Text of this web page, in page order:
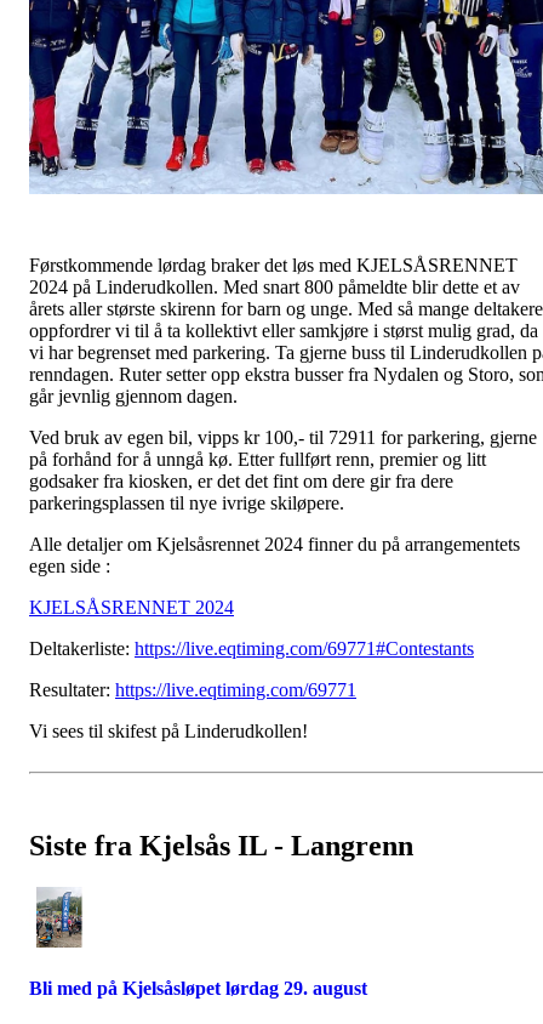
Førstkommende lørdag braker det løs med KJELSÅSRENNET
2024 på Linderudkollen. Med snart 800 påmeldte blir dette et av
årets aller største skirenn for barn og unge. Med så mange deltakere
oppfordrer vi til å ta kollektivt eller samkjøre i størst mulig grad, da
vi har begrenset med parkering. Ta gjerne buss til Linderudkollen
renndagen. Ruter setter opp ekstra busser fra Nydalen og Storo,
går jevnlig gjennom dagen.
Ved bruk av egen bil, vipps kr 100,- til 72911 for parkering, gjerne
på forhånd for å unngå kø. Etter fullført renn, premier og litt
godsaker fra kiosken, er det det fint om dere gir fra dere
parkeringsplassen til nye ivrige skiløpere.
Alle detaljer om Kjelsåsrennet 2024 finner du på arrangementets
egen side :
KJELSÅSRENNET 2024
Deltakerliste: https://live.eqtiming.com/69771#Contestants
Resultater: https://live.eqtiming.com/69771
Vi sees til skifest på Linderudkollen!
Siste fra Kjelsås IL - Langrenn
Bli med på Kjelsåsløpet lørdag 29. august